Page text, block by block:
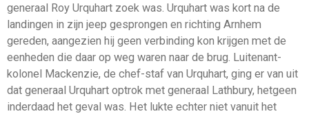
generaal Roy Urquhart zoek was. Urquhart was kort na de
landingen in zijn jeep gesprongen en richting Arnhem
gereden, aangezien hij geen verbinding kon krijgen met de
eenheden die daar op weg waren naar de brug. Luitenant-
kolonel Mackenzie, de chef-staf van Urquhart, ging er van uit
dat generaal Urquhart optrok met generaal Lathbury, hetgeen
inderdaad het geval was. Het lukte echter niet vanuit het